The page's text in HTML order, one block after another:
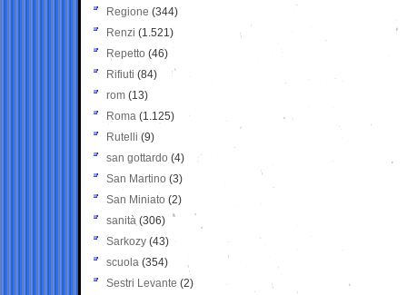
Regione (344)
Renzi (1.521)
Repetto (46)
Rifiuti (84)
rom (13)
Roma (1.125)
Rutelli (9)
san gottardo (4)
San Martino (3)
San Miniato (2)
sanità (306)
Sarkozy (43)
scuola (354)
Sestri Levante (2)